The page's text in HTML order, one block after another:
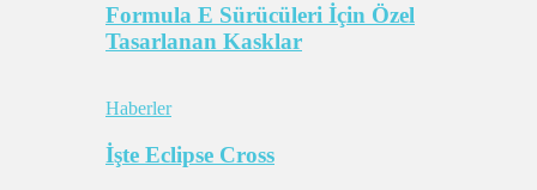
Formula E Sürücüleri İçin Özel
Tasarlanan Kasklar
Haberler
İşte Eclipse Cross